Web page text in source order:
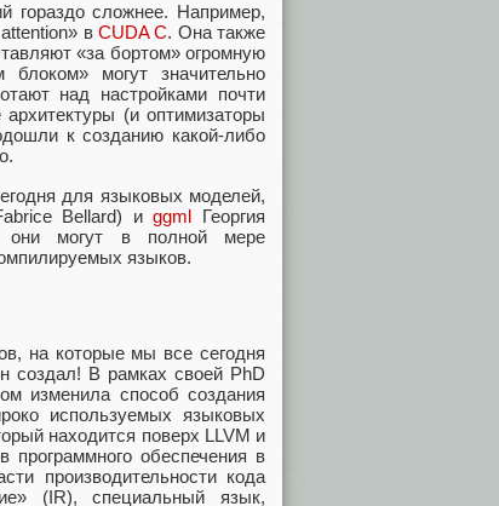
гораздо сложнее. Например,
вCUDA C. Она также
«за бортом» огромную
могут значительно
над настройками почти
(и оптимизаторы
к созданию какой-либо
для языковых моделей,
Bellard) иggml Георгия
они могут в полной мере
языков.
на которые мы все сегодня
создал! В рамках своей PhD
изменила способ создания
используемых языковых
находится поверх LLVM и
программного обеспечения в
производительности кода
(IR), специальный язык,